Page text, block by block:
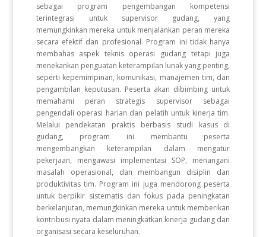
sebagai program pengembangan kompetensi
terintegrasi untuk supervisor gudang, yang
memungkinkan mereka untuk menjalankan peran mereka
secara efektif dan profesional. Program ini tidak hanya
membahas aspek teknis operasi gudang tetapi juga
menekankan penguatan keterampilan lunak yang penting,
seperti kepemimpinan, komunikasi, manajemen tim, dan
pengambilan keputusan. Peserta akan dibimbing untuk
memahami peran strategis supervisor sebagai
pengendali operasi harian dan pelatih untuk kinerja tim.
Melalui pendekatan praktis berbasis studi kasus di
gudang, program ini membantu peserta
mengembangkan keterampilan dalam mengatur
pekerjaan, mengawasi implementasi SOP, menangani
masalah operasional, dan membangun disiplin dan
produktivitas tim. Program ini juga mendorong peserta
untuk berpikir sistematis dan fokus pada peningkatan
berkelanjutan, memungkinkan mereka untuk memberikan
kontribusi nyata dalam meningkatkan kinerja gudang dan
organisasi secara keseluruhan.